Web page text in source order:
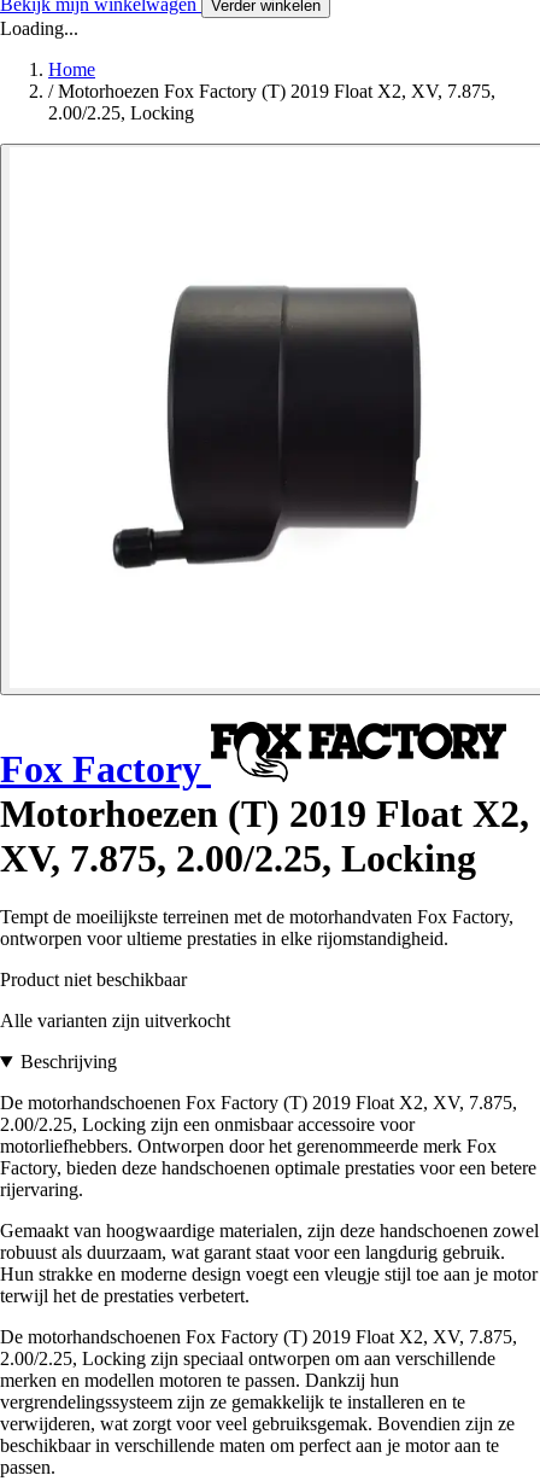
Bekijk mijn winkelwagen Verder winkelen
Loading...
Home
/ Motorhoezen Fox Factory (T) 2019 Float X2, XV, 7.875,
2.00/2.25, Locking
Fox Factory
Motorhoezen (T) 2019 Float X2,
XV, 7.875, 2.00/2.25, Locking
Tempt de moeilijkste terreinen met de motorhandvaten Fox Factory,
ontworpen voor ultieme prestaties in elke rijomstandigheid.
Product niet beschikbaar
Alle varianten zijn uitverkocht
Beschrijving
De motorhandschoenen Fox Factory (T) 2019 Float X2, XV, 7.875,
2.00/2.25, Locking zijn een onmisbaar accessoire voor
motorliefhebbers. Ontworpen door het gerenommeerde merk Fox
Factory, bieden deze handschoenen optimale prestaties voor een betere
rijervaring.
Gemaakt van hoogwaardige materialen, zijn deze handschoenen zowel
robuust als duurzaam, wat garant staat voor een langdurig gebruik.
Hun strakke en moderne design voegt een vleugje stijl toe aan je motor
terwijl het de prestaties verbetert.
De motorhandschoenen Fox Factory (T) 2019 Float X2, XV, 7.875,
2.00/2.25, Locking zijn speciaal ontworpen om aan verschillende
merken en modellen motoren te passen. Dankzij hun
vergrendelingssysteem zijn ze gemakkelijk te installeren en te
verwijderen, wat zorgt voor veel gebruiksgemak. Bovendien zijn ze
beschikbaar in verschillende maten om perfect aan je motor aan te
passen.